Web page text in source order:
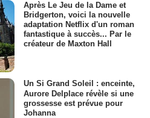
Après Le Jeu de la Dame et
Bridgerton, voici la nouvelle
adaptation Netflix d'un roman
fantastique à succès... Par le
créateur de Maxton Hall
Un Si Grand Soleil : enceinte,
Aurore Delplace révèle si une
grossesse est prévue pour
Johanna